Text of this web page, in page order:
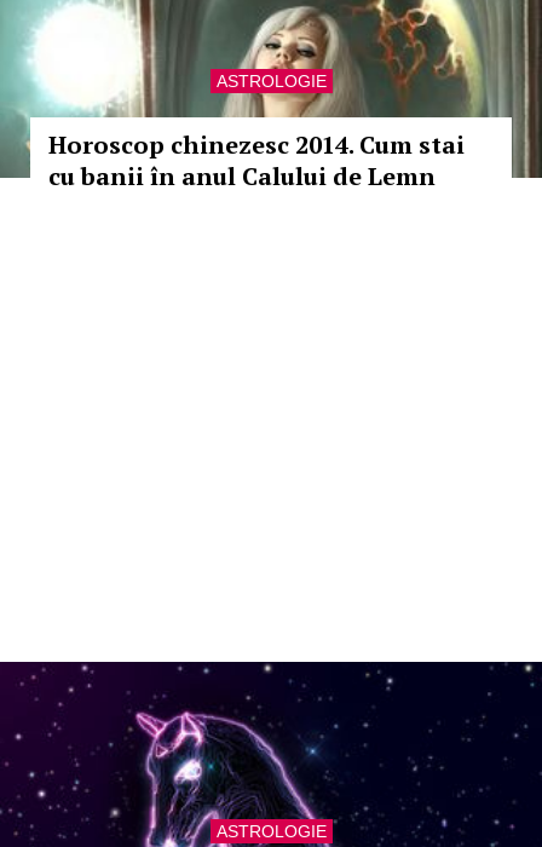
ASTROLOGIE
Horoscop chinezesc 2014. Cum stai
cu banii în anul Calului de Lemn
ASTROLOGIE